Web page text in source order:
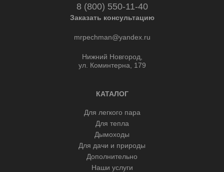
8 (800) 550-11-40
Заказать консультацию
mrpechman@yandex.ru
Нижний Новгород,
ул. Коминтерна, 179
КАТАЛОГ
Для легкого пара
Для тепла
Дымоходы
Для дачи и природы
Дополнительно
Наши услуги